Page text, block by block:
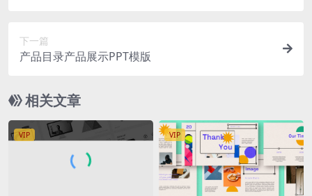
下一篇
产品目录产品展示PPT模版
相关文章
VIP VIP